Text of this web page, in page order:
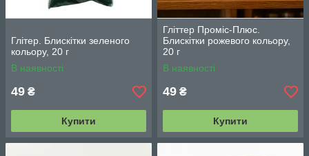
Глітер. Блискітки зеленого
кольору, 20 г
В наявності
49 ₴
Купити
Гліттер Проміс-Плюс.
Блискітки рожевого кольору,
20 г
В наявності
49 ₴
Купити